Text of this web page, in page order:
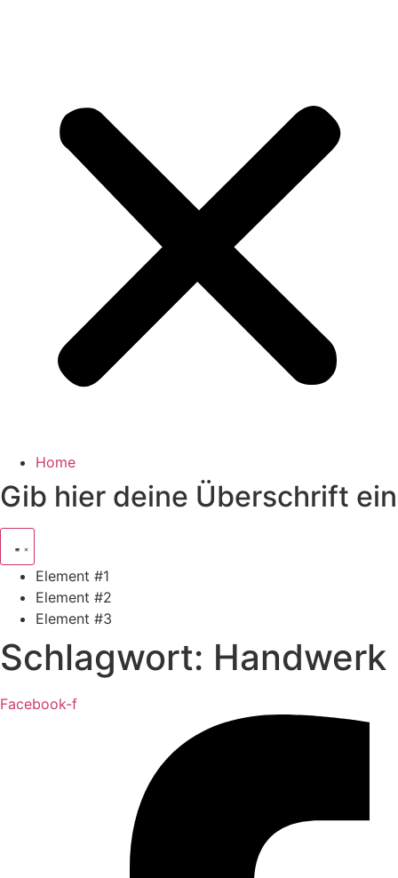
Home
Gib hier deine Überschrift ein
Element #1
Element #2
Element #3
Schlagwort: Handwerk
Facebook-f